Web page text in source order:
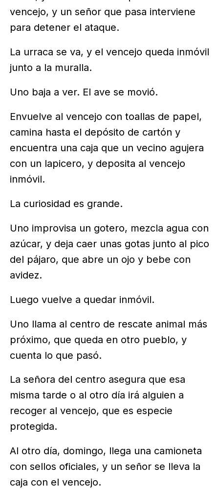
vencejo, y un señor que pasa interviene
para detener el ataque.
La urraca se va, y el vencejo queda inmóvil
junto a la muralla.
Uno baja a ver. El ave se movió.
Envuelve al vencejo con toallas de papel,
camina hasta el depósito de cartón y
encuentra una caja que un vecino agujera
con un lapicero, y deposita al vencejo
inmóvil.
La curiosidad es grande.
Uno improvisa un gotero, mezcla agua con
azúcar, y deja caer unas gotas junto al pico
del pájaro, que abre un ojo y bebe con
avidez.
Luego vuelve a quedar inmóvil.
Uno llama al centro de rescate animal más
próximo, que queda en otro pueblo, y
cuenta lo que pasó.
La señora del centro asegura que esa
misma tarde o al otro día irá alguien a
recoger al vencejo, que es especie
protegida.
Al otro día, domingo, llega una camioneta
con sellos oficiales, y un señor se lleva la
caja con el vencejo.